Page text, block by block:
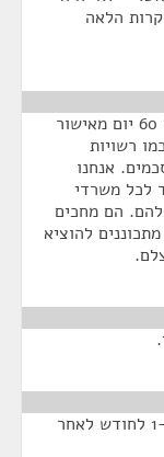
הלאה
זאת התארגנות המשרד. החוק אומר שבמשך 60 יום מאישור
רשויות
אנחנו
לכל משרדי
הם מחכים
להוציא
מיום קביעת הכללים. תחולת הכללים היא ב-1 לחודש לאחר